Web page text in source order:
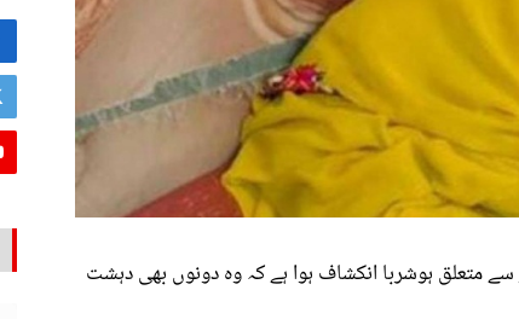
متعلق ہوشربا انکشاف ہوا ہے کہ وہ دونوں بھی دہشت